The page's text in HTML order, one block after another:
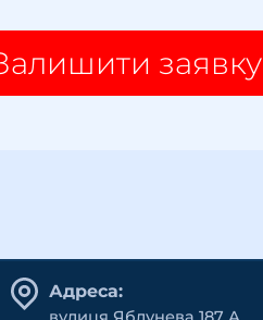
заявку
Адреса: